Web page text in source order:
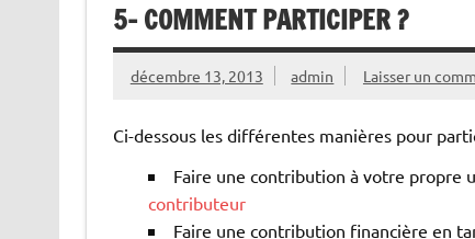
5- COMMENT PARTICIPER ?
décembre 13, 2013 admin Laisser un
Ci-dessous les différentes manières pour
Faire une contribution à votre propre
contributeur
Faire une contribution financière en